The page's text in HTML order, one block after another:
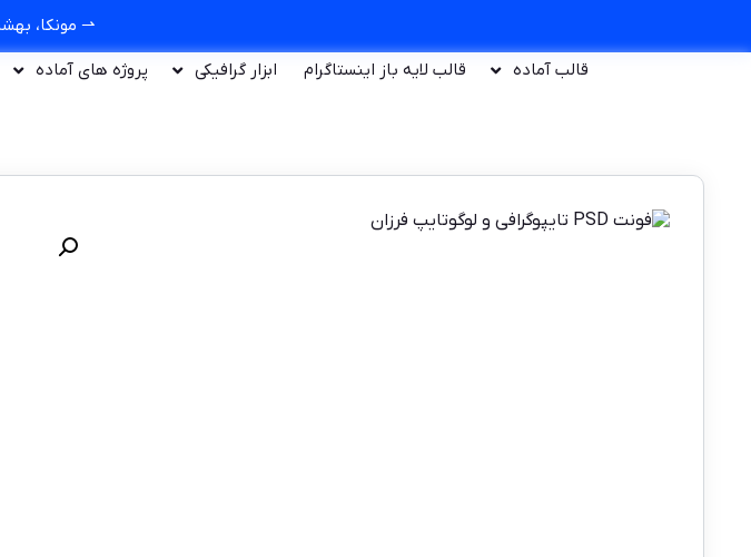
⇀ مونکا،
قالب آماده
قالب لایه باز اینستاگرام ابزار گرافیکی پروژه های آماده